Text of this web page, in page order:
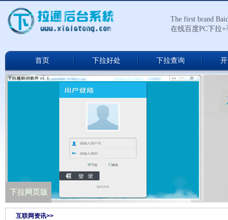
The first brand
在线百度PC下拉
首页 下拉好处 下拉查询
下拉通网络版
下拉网页版
互联网资讯>>